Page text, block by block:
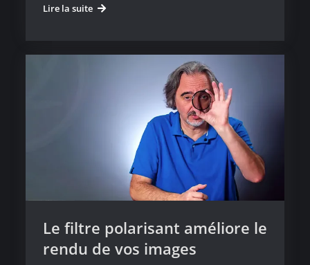
Lire la suiteComment
monopode
Le filtre polarisant améliore le
rendu de vos images